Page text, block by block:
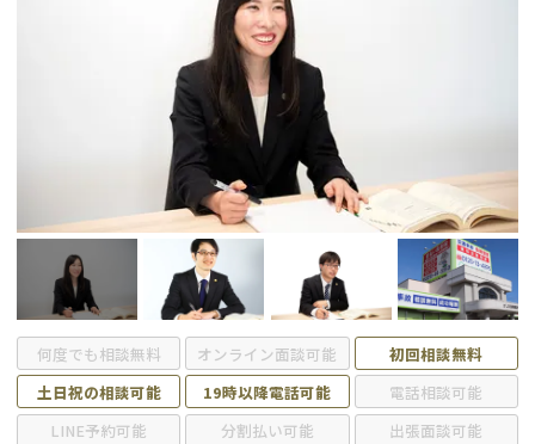
会社破産・法人破産
消費者金融・サラ金
闇金
個人再生（民事再生）
過払金
借金問題
何度でも相談無料 オンライン面談可能
初回相談無料
土日祝の相談可能
19時以降電話可能
電話相談可能
LINE予約可能
分割払い可能
出張面談可能